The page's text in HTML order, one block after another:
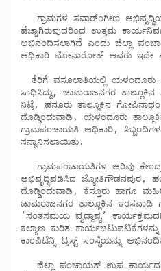
ಹೆಚ್ಚಾಗಿರುವುದರಿಂದ ಉತ್ತಮ
ಅಭಿನಂದಿಸಲಾಗಿದೆ ಎಂದು ಜಿಲ್ಲಾ
ಅಧಿಕಾರಿ ಮೋನಾರೋತ್ ಅವರು ಇದೇ
ಸಾಧಿಸಿದ್ದು, ಚಾಮರಾಜನಗರ ತಾಲ್ಲೂಕಿನ
ನಿಟ್ರೆ, ಹನೂರು ತಾಲ್ಲೂಕಿನ
ದೊಡ್ಡಿಂದುವಾಡಿ, ಯಳಂದೂರು
ಗ್ರಾಮಪಂಚಾಯತಿ ಅಧಿಕಾರಿ,
ಸನ್ಮಾನಿಸಲಾಯಿತು.
ಅಭಿವೃದ್ಧಿಪಡಿಸಿದ ಜ್ಯೋತಿಗೌಡನಪುರ,
ದೊಡ್ಡಿಂದುವಾಡಿ, ಕೆಸ್ತೂರು ಹಾಗೂ
ಚಾಮರಾಜನಗರ ತಾಲ್ಲೂಕಿನ ಇರಸವಾಡಿ
‘ಸಂತಸಮಯ ವೃದ್ದಾಪ್ಯ’
ಕಲ್ಯಾಣ ಕುರಿತ
ಕಾಂಪಿಟೆನ್ಸಿ ಟ್ರಸ್ಟ್ ಸಂಸ್ಥೆಯನ್ನು